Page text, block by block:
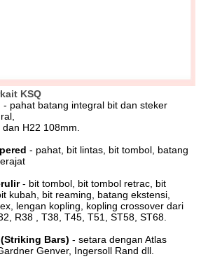
KSQ
- pahat batang integral bit dan steker
H22 108mm.
- pahat, bit lintas, bit tombol, batang
- bit tombol, bit tombol retrac, bit
kubah, bit reaming, batang ekstensi,
lengan kopling, kopling crossover dari
R38 , T38, T45, T51, ST58, ST68.
Bars) - setara dengan Atlas
Genver, Ingersoll Rand dll.